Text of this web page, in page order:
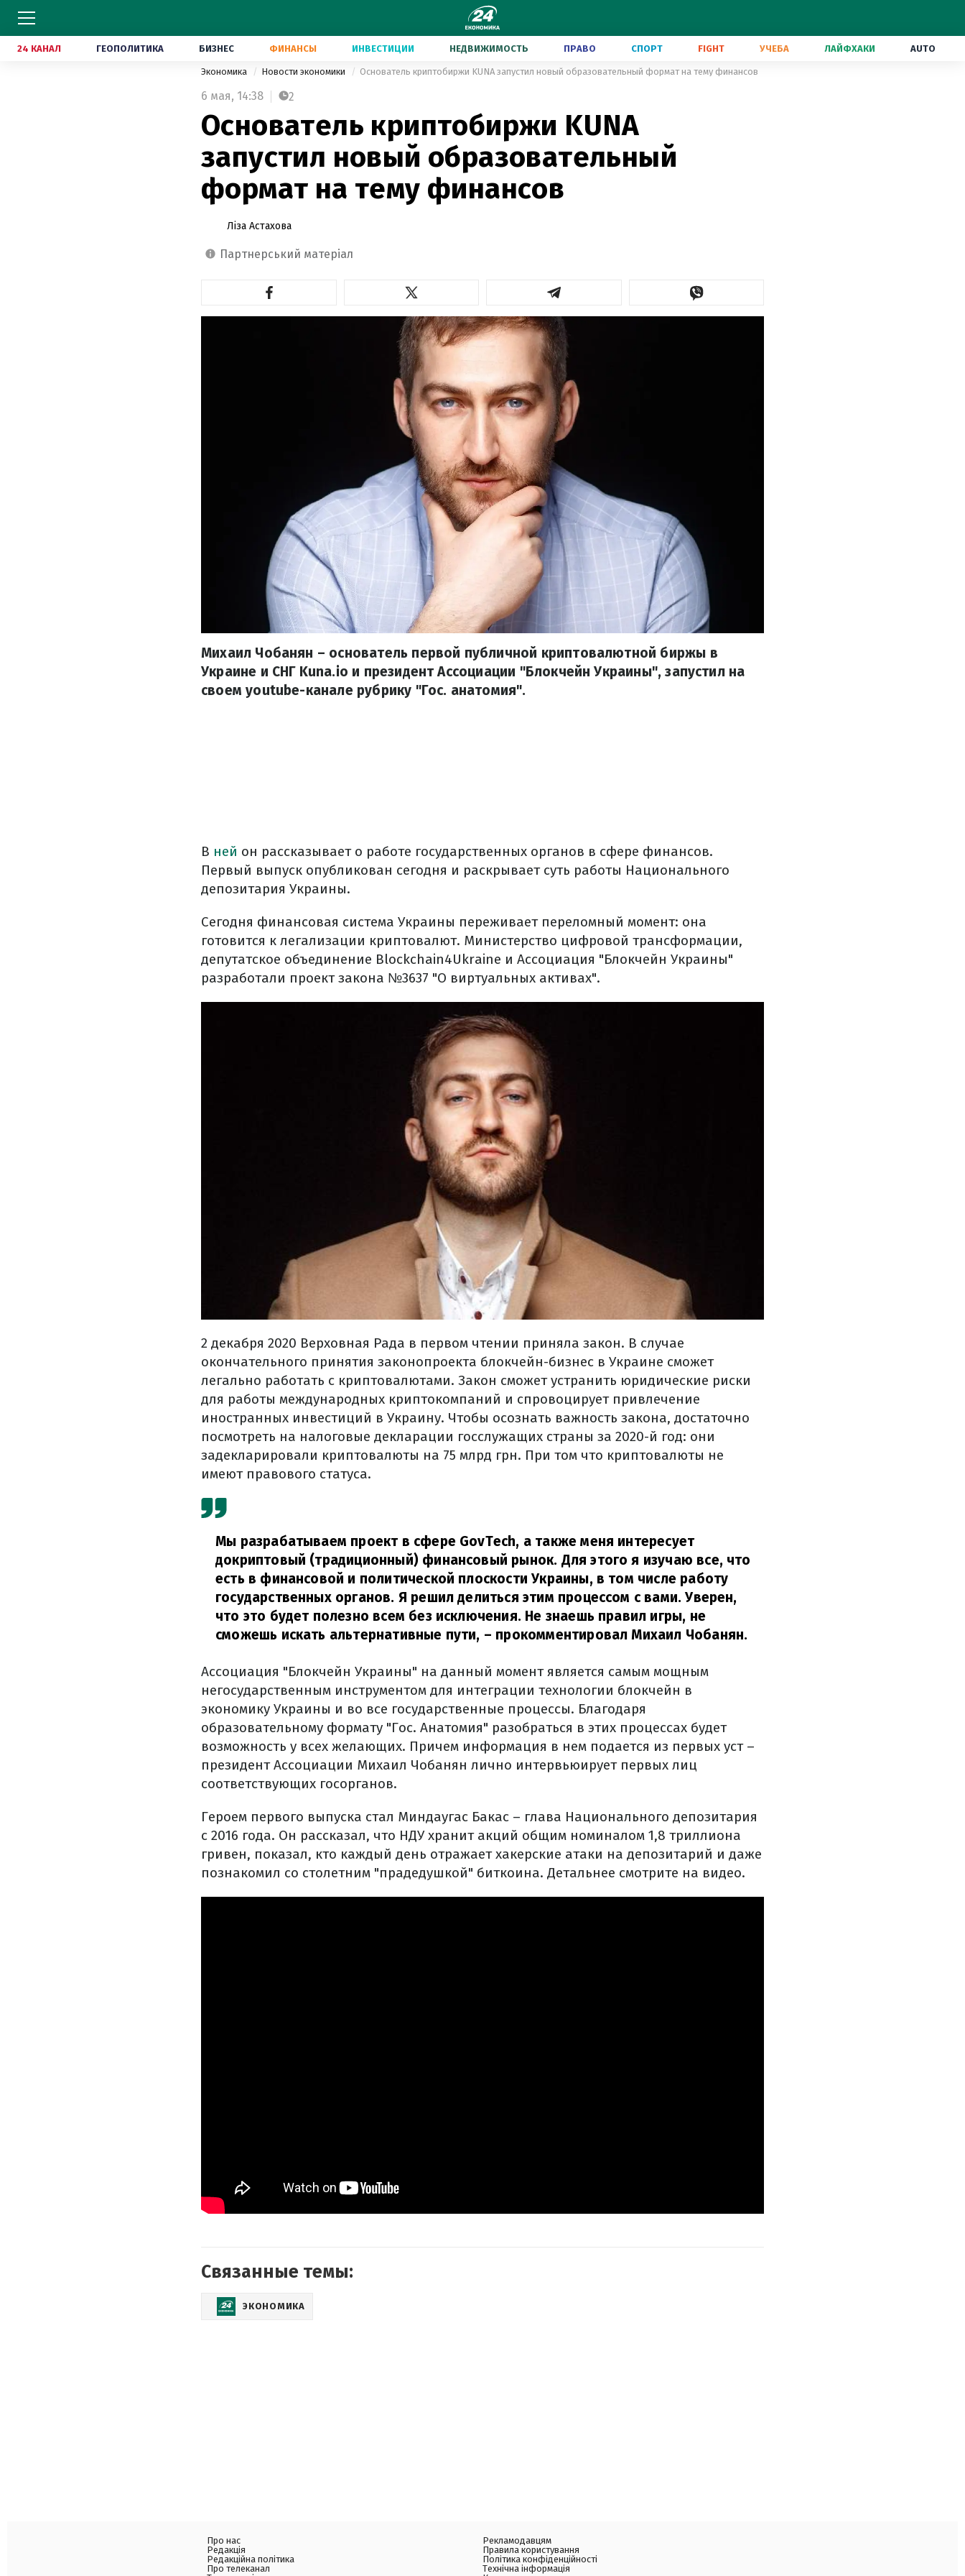
24 КАНАЛ ГЕОПОЛИТИКА БИЗНЕС ФИНАНСЫ ИНВЕСТИЦИИ НЕДВИЖИМОСТЬ ПРАВО СПОРТ FIGHT УЧЕБА ЛАЙФХАКИ AUTO
Экономика Новости экономики Основатель криптобиржи KUNA запустил новый образовательный формат на тему финансов
6 мая, 14:38 2
Основатель криптобиржи KUNA
запустил новый образовательный
формат на тему финансов
Ліза Астахова
партнерський матеріал
Михаил Чобанян – основатель первой публичной криптовалютной биржы в
Украине и СНГ Kuna.io и президент Ассоциации "Блокчейн Украины", запустил на
своем youtube-канале рубрику "Гос. анатомия".
В ней он рассказывает о работе государственных органов в сфере финансов.
Первый выпуск опубликован сегодня и раскрывает суть работы Национального
депозитария Украины.
Сегодня финансовая система Украины переживает переломный момент: она
готовится к легализации криптовалют. Министерство цифровой трансформации,
депутатское объединение Blockchain4Ukraine и Ассоциация "Блокчейн Украины"
разработали проект закона №3637 "О виртуальных активах".
2 декабря 2020 Верховная Рада в первом чтении приняла закон. В случае
окончательного принятия законопроекта блокчейн-бизнес в Украине сможет
легально работать с криптовалютами. Закон сможет устранить юридические риски
для работы международных криптокомпаний и спровоцирует привлечение
иностранных инвестиций в Украину. Чтобы осознать важность закона, достаточно
посмотреть на налоговые декларации госслужащих страны за 2020-й год: они
задекларировали криптовалюты на 75 млрд грн. При том что криптовалюты не
имеют правового статуса.
Мы разрабатываем проект в сфере GovTech, а также меня интересует
докриптовый (традиционный) финансовый рынок. Для этого я изучаю все, что
есть в финансовой и политической плоскости Украины, в том числе работу
государственных органов. Я решил делиться этим процессом с вами. Уверен,
что это будет полезно всем без исключения. Не знаешь правил игры, не
сможешь искать альтернативные пути, – прокомментировал Михаил Чобанян.
Ассоциация "Блокчейн Украины" на данный момент является самым мощным
негосударственным инструментом для интеграции технологии блокчейн в
экономику Украины и во все государственные процессы. Благодаря
образовательному формату "Гос. Анатомия" разобраться в этих процессах будет
возможность у всех желающих. Причем информация в нем подается из первых уст –
президент Ассоциации Михаил Чобанян лично интервьюирует первых лиц
соответствующих госорганов.
Героем первого выпуска стал Миндаугас Бакас – глава Национального депозитария
с 2016 года. Он рассказал, что НДУ хранит акций общим номиналом 1,8 триллиона
гривен, показал, кто каждый день отражает хакерские атаки на депозитарий и даже
познакомил со столетним "прадедушкой" биткоина. Детальнее смотрите на видео.
Связанные темы:
ЭКОНОМИКА
Про нас
Редакція
Редакційна політика
Про телеканал
Рекламодавцям
Правила користування
Політика конфіденційності
Технічна інформація